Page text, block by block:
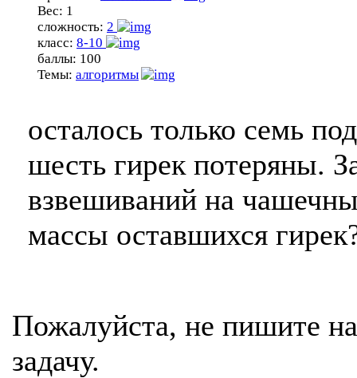
Вес: 1
сложность: 2
класс: 8-10
баллы: 100
Темы: алгоритмы
осталось только семь
шесть гирек потеряны.
взвешиваний на
массы оставшихся
Пожалуйста, не пишите
задачу.